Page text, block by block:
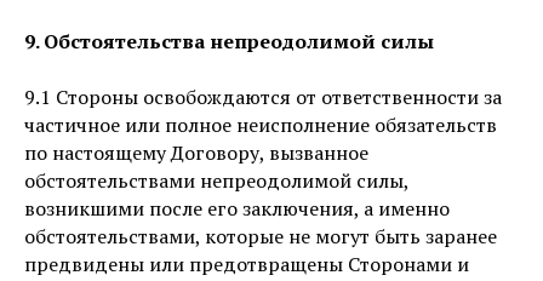
9. Обстоятельства непреодолимой силы
9.1 Стороны освобождаются от ответственности за
частичное или полное неисполнение обязательств
по настоящему Договору, вызванное
обстоятельствами непреодолимой силы,
возникшими после его заключения, а именно
обстоятельствами, которые не могут быть заранее
предвидены или предотвращены Сторонами и